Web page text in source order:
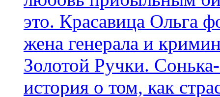
это. Красавица Ольга
жена генерала и
Золотой Ручки.
история о том, как